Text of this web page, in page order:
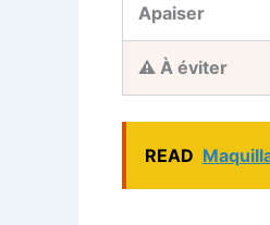
Apaiser
⚠ À éviter
READ